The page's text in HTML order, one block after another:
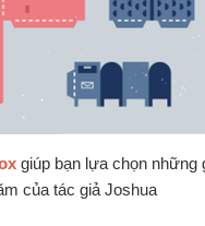
giúp bạn lựa chọn những
của tác giả Joshua